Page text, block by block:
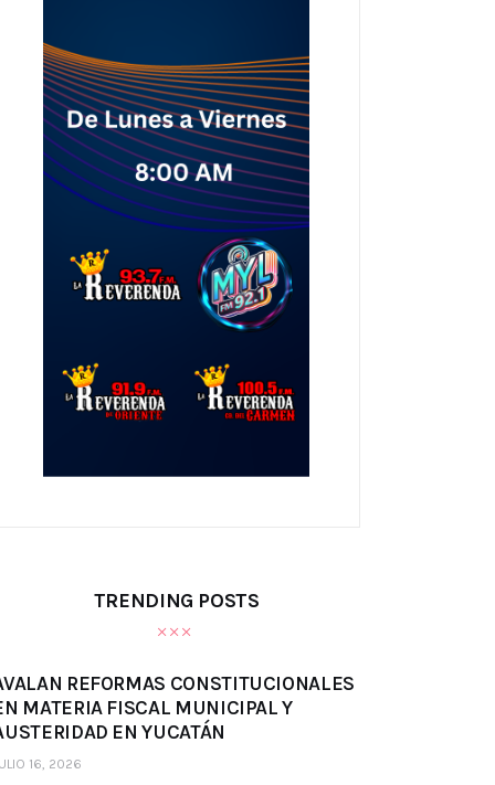
TRENDING POSTS
REFORMAS CONSTITUCIONALES
MATERIA FISCAL MUNICIPAL Y
EN YUCATÁN
16, 2026